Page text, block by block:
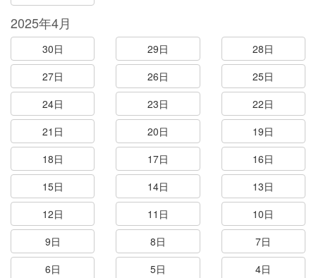
2025年4月
30日 29日
28日
27日
26日
25日
24日
23日
22日
21日
20日
19日
18日
17日
16日
15日
14日
13日
12日
11日
10日
9日
8日
7日
6日
5日
4日